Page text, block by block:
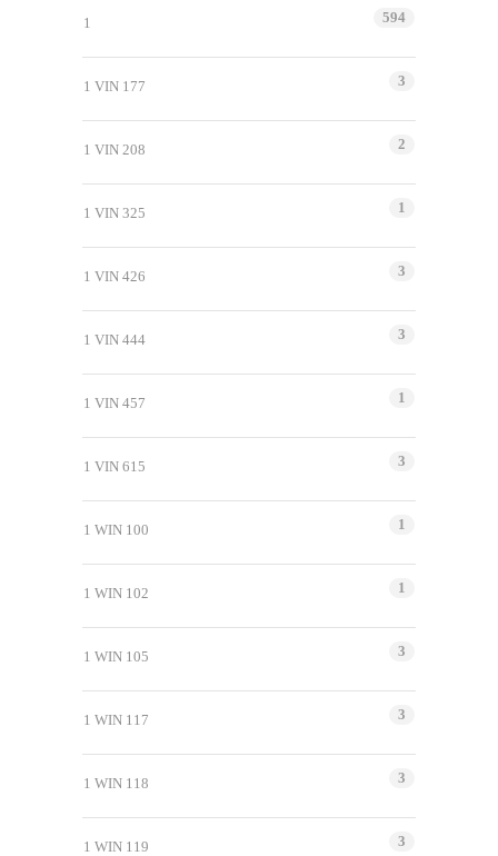
1 594
1 VIN 177 3
1 VIN 208 2
1 VIN 325 1
1 VIN 426 3
1 VIN 444 3
1 VIN 457 1
1 VIN 615 3
1 WIN 100 1
1 WIN 102 1
1 WIN 105 3
1 WIN 117 3
1 WIN 118 3
1 WIN 119 3